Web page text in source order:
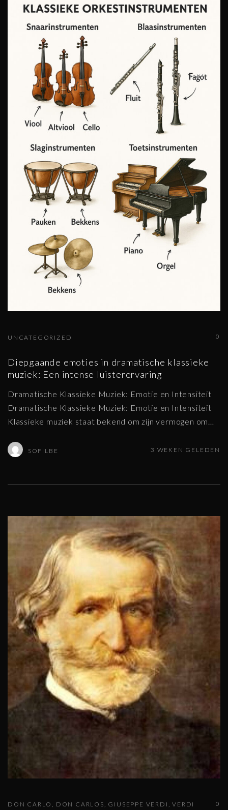
0
UNCATEGORIZED
Diepgaande emoties in dramatische klassieke
muziek: Een intense luisterervaring
Dramatische Klassieke Muziek: Emotie en Intensiteit
Dramatische Klassieke Muziek: Emotie en Intensiteit
Klassieke muziek staat bekend om zijn vermogen om…
SOFILBE 3 WEKEN GELEDEN
0
DON CARLO DON CARLOS GIUSEPPE VERDI VERDI